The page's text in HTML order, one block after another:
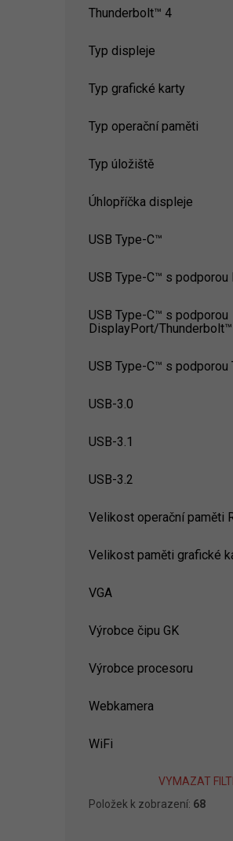
Thunderbolt™ 4
Typ displeje
Typ grafické karty
Typ operační paměti
Typ úložiště
Úhlopříčka displeje
USB Type-C™
USB Type-C™ s
USB Type-C™ s podporou
DisplayPort/Thunderbolt™
USB Type-C™ s podporou
USB-3.0
USB-3.1
USB-3.2
Velikost operační paměti
Velikost paměti grafické
VGA
Výrobce čipu GK
Výrobce procesoru
Webkamera
WiFi
VYMAZAT
Položek k zobrazení: 68